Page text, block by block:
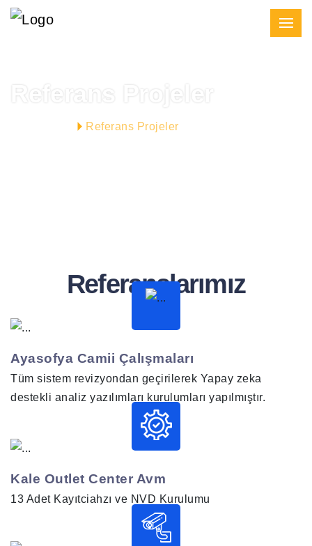
Referans Projeler
Referans Projeler
Referanslarımız
Ayasofya Camii Çalışmaları
Tüm sistem revizyondan geçirilerek Yapay zeka
destekli analiz yazılımları kurulumları yapılmıştır.
Kale Outlet Center Avm
13 Adet Kayıtciahzı ve NVD Kurulumu